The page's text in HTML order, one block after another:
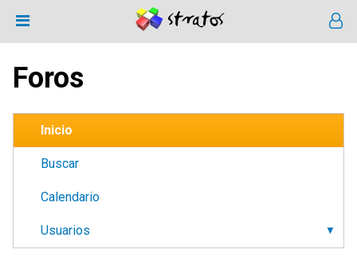
Foros
Inicio
Buscar
Calendario
Usuarios